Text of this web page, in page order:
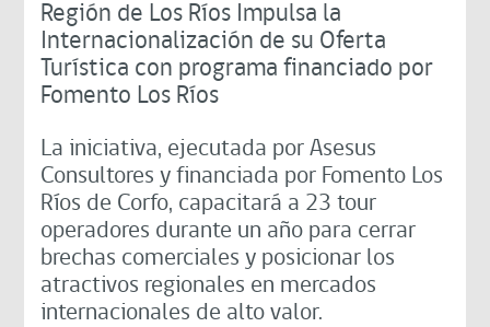
Región de Los Ríos Impulsa la
Internacionalización de su Oferta
Turística con programa financiado por
Fomento Los Ríos
La iniciativa, ejecutada por Asesus
Consultores y financiada por Fomento Los
Ríos de Corfo, capacitará a 23 tour
operadores durante un año para cerrar
brechas comerciales y posicionar los
atractivos regionales en mercados
internacionales de alto valor.